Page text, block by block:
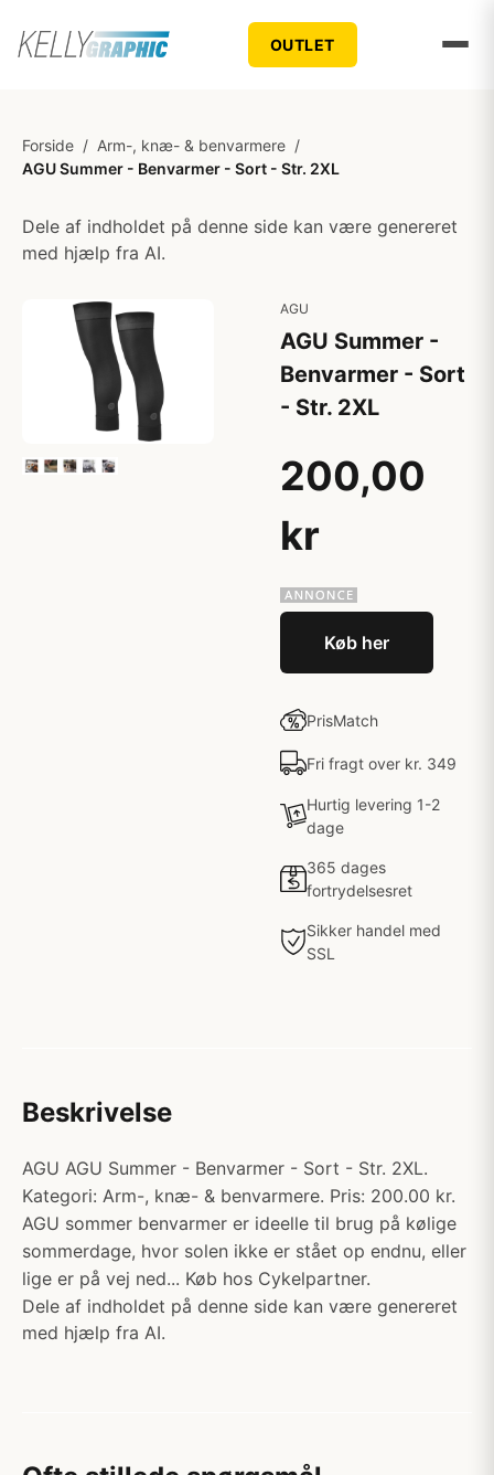
OUTLET
Forside / Arm-, knæ- & benvarmere /
AGU Summer - Benvarmer - Sort - Str. 2XL
Dele af indholdet på denne side kan være genereret
med hjælp fra AI.
AGU
AGU Summer -
Benvarmer - Sort
- Str. 2XL
200,00
kr
Køb her
PrisMatch
Fri fragt over kr. 349
Hurtig levering 1-2
dage
365 dages
fortrydelsesret
Sikker handel med
SSL
Beskrivelse
AGU AGU Summer - Benvarmer - Sort - Str. 2XL.
Kategori: Arm-, knæ- & benvarmere. Pris: 200.00 kr.
AGU sommer benvarmer er ideelle til brug på kølige
sommerdage, hvor solen ikke er stået op endnu, eller
lige er på vej ned... Køb hos Cykelpartner.
Dele af indholdet på denne side kan være genereret
med hjælp fra AI.